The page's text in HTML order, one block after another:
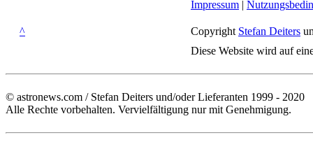
Impressum |
^ Copyright Stefan Deiters
Diese Website wird auf
© astronews.com / Stefan Deiters und/oder Lieferanten 1999 - 2020
Alle Rechte vorbehalten. Vervielfältigung nur mit Genehmigung.